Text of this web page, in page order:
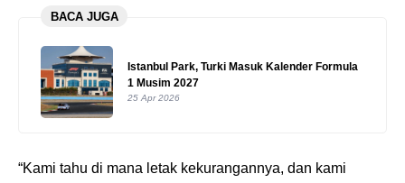
BACA JUGA
Istanbul Park, Turki Masuk Kalender Formula
1 Musim 2027
25 Apr 2026
“Kami tahu di mana letak kekurangannya, dan kami